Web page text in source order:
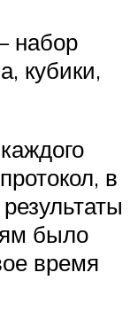
набор
кубики,
в
было
время